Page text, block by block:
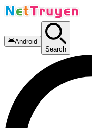
Android
Search